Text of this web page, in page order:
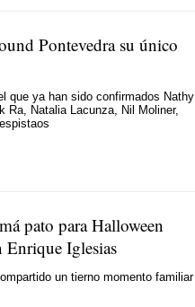
Pontevedra su único
que ya han sido confirmados Nathy
Ra, Natalia Lacunza, Nil Moliner,
pato para Halloween
Enrique Iglesias
un tierno momento familiar